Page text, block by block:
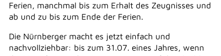
Ferien, manchmal bis zum Erhalt des Zeugnisses und
ab und zu bis zum Ende der Ferien.
Die Nürnberger macht es jetzt einfach und
nachvollziehbar: bis zum 31.07. eines Jahres, wenn